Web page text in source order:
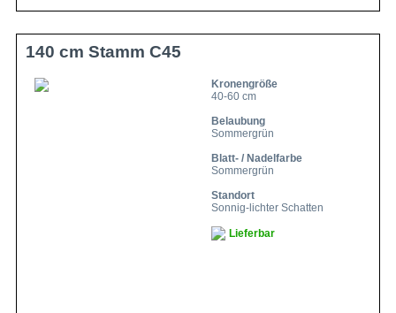
140 cm Stamm C45
Kronengröße
40-60 cm
Belaubung
Sommergrün
Blatt- / Nadelfarbe
Sommergrün
Standort
Sonnig-lichter Schatten
Lieferbar